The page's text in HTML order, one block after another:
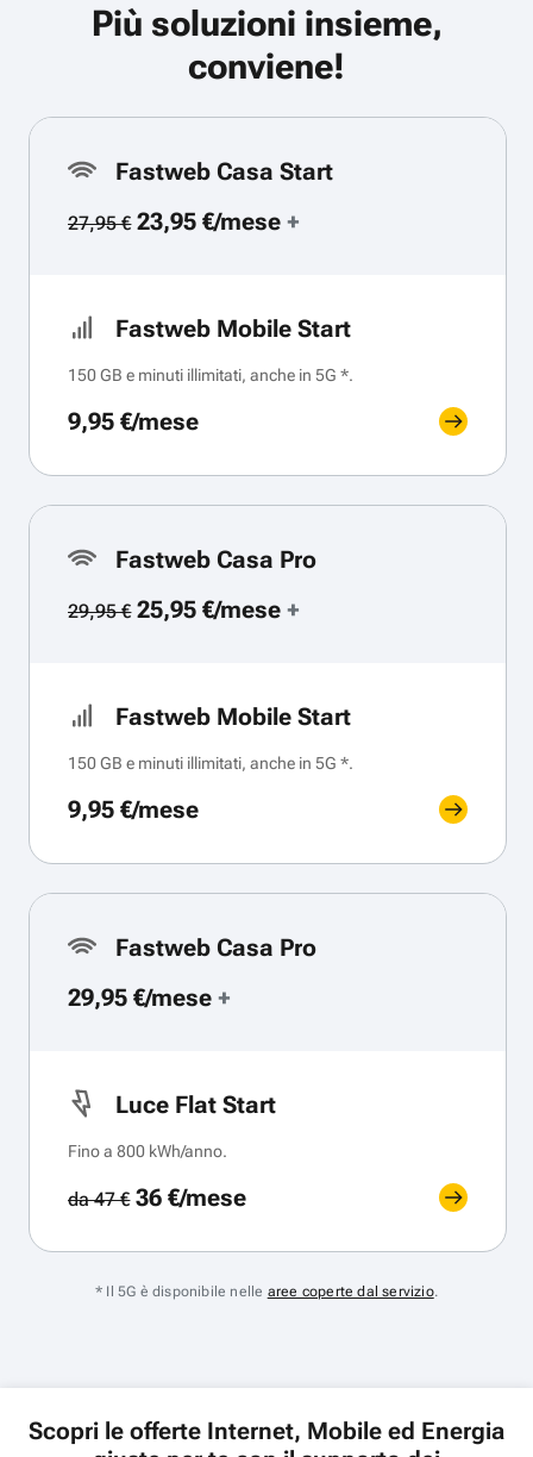
Più soluzioni insieme,
conviene!
Fastweb Casa Start
27,95 €23,95 €/mese+
Fastweb Mobile Start
150 GB e minuti illimitati, anche in 5G *.
9,95 €/mese
Fastweb Casa Pro
29,95 €25,95 €/mese+
Fastweb Mobile Start
150 GB e minuti illimitati, anche in 5G *.
9,95 €/mese
Fastweb Casa Pro
29,95 €/mese +
Luce Flat Start
Fino a 800 kWh/anno.
da 47 €36 €/mese
* Il 5G è disponibile nelle aree coperte dal servizio.
Scopri le offerte Internet, Mobile ed Energia